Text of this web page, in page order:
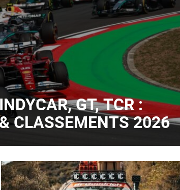
GT, TCR :
CLASSEMENTS 2026